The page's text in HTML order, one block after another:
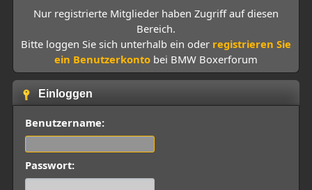
Nur registrierte Mitglieder haben Zugriff auf diesen
Bereich.
Bitte loggen Sie sich unterhalb ein oder registrieren Sie
ein Benutzerkonto bei BMW Boxerforum
Einloggen
Benutzername:
Passwort: